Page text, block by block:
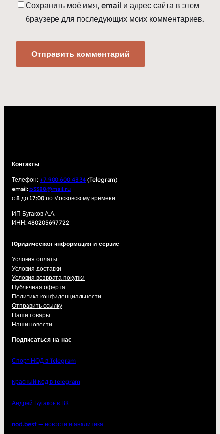
Сохранить моё имя, email и адрес сайта в этом
браузере для последующих моих комментариев.
Контакты
Телефон: +7 900 600 43 34 (Telegram)
email: b3388@mail.ru
с 8 до 17:00 по Московскому времени
ИП Бугаков А.А.
ИНН: 480205697722
Юридическая информация и сервис
Условия оплаты
Условия доставки
Условия возврата покупки
Публичная оферта
Политика конфиденциальности
Отправить ссылку
Наши товары
Наши новости
Подписаться на нас
Спорт НОД в Telegram
Красный Код в Telegram
Андрей Бугаков в ВК
nod.best — новости и аналитика